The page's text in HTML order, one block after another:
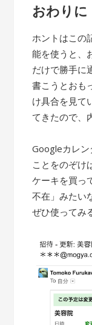
おわりに
ホントはこの
能を使うと、
だけで勝手に
書こうとおも
け具合を見て
てきたので、
Googleカレン
ことをのぞけ
ケーキを買っ
不在」みたい
ぜひ使ってみ